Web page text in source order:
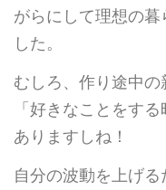
がらにして理想の
した。
むしろ、作り途中の
「好きなことをす
ありますしね！
自分の波動を上げ